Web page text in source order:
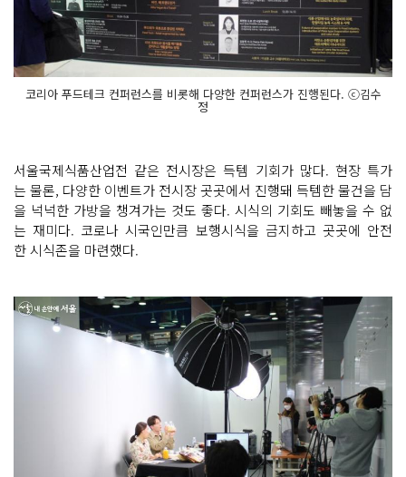
코리아 푸드테크 컨퍼런스를 비롯해 다양한 컨퍼런스가 진행된다. ⓒ김수
정
서울국제식품산업전 같은 전시장은 득템 기회가 많다. 현장 특가
는 물론, 다양한 이벤트가 전시장 곳곳에서 진행돼 득템한 물건을 담
을 넉넉한 가방을 챙겨가는 것도 좋다. 시식의 기회도 빼놓을 수 없
는 재미다. 코로나 시국인만큼 보행시식을 금지하고 곳곳에 안전
한 시식존을 마련했다.